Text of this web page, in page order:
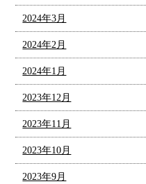
2024年3月
2024年2月
2024年1月
2023年12月
2023年11月
2023年10月
2023年9月